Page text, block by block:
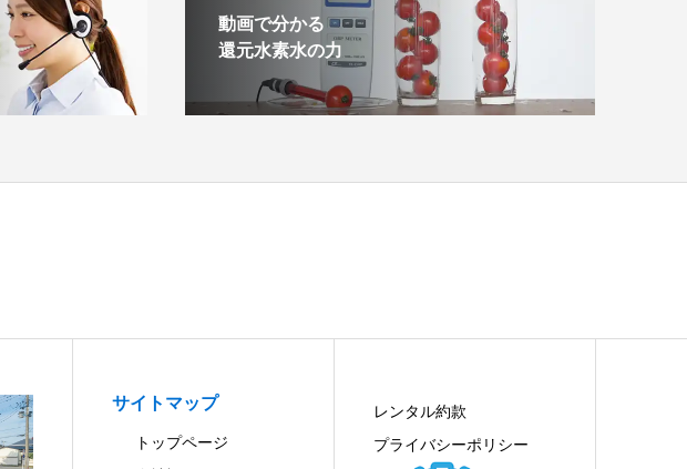
動画で分かる
還元水素水の力
サイトマップ
トップページ
レンタル約款
プライバシーポリシー